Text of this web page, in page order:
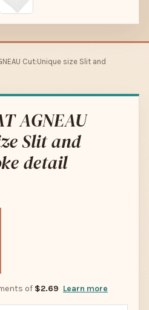
Cut:Unique size Slit and
AGNEAU
Slit and
detail
of $2.69 Learn more